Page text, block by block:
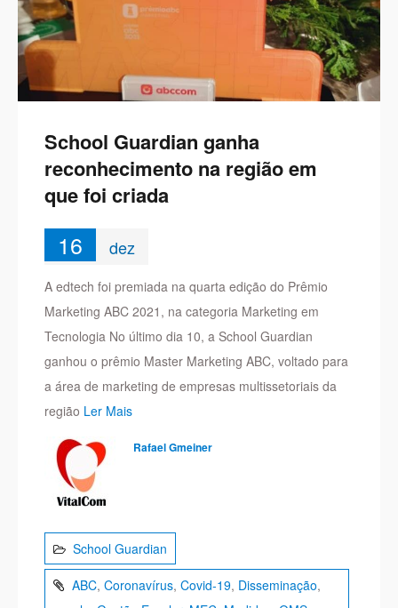
School Guardian ganha
reconhecimento na região em
que foi criada
16 dez
A edtech foi premiada na quarta edição do Prêmio
Marketing ABC 2021, na categoria Marketing em
Tecnologia No último dia 10, a School Guardian
ganhou o prêmio Master Marketing ABC, voltado para
a área de marketing de empresas multissetoriais da
região Ler Mais
Rafael Gmeiner
School Guardian
ABC,Coronavírus,Covid-19, Disseminação,